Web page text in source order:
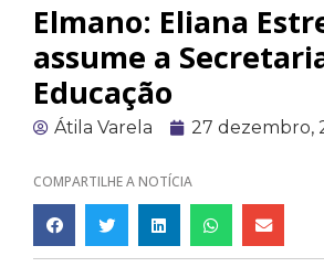
Elmano: Eliana
assume a
Educação
Átila Varela 27 dezembro,
COMPARTILHE A NOTÍCIA